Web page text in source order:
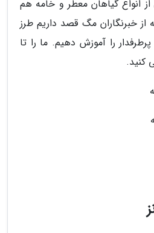
انواع گیاهان معطر و خامه هم
از خبرنگاران مگ قصد داریم طرز
را آموزش دهیم. ما را تا
کنید.